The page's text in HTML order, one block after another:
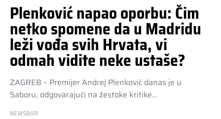
Plenković napao oporbu: Čim
netko spomene da u Madridu
leži vođa svih Hrvata, vi
odmah vidite neke ustaše?
ZAGREB – Premijer Andrej Plenković danas je u
Saboru, odgovarajući na žestoke kritike…
NEWSBAR